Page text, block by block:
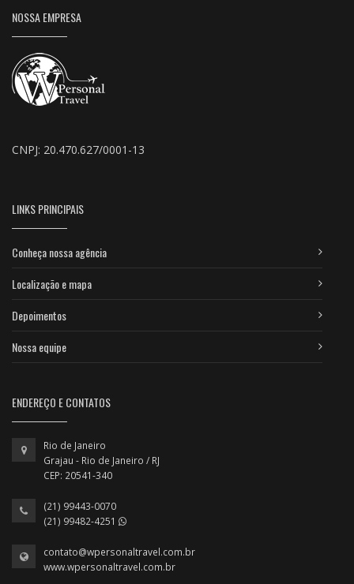
NOSSA EMPRESA
CNPJ: 20.470.627/0001-13
LINKS PRINCIPAIS
Conheça nossa agência
Localização e mapa
Depoimentos
Nossa equipe
ENDEREÇO E CONTATOS
Rio de Janeiro
Grajau - Rio de Janeiro / RJ
CEP: 20541-340
(21) 99443-0070
(21) 99482-4251
contato@wpersonaltravel.com.br
www.wpersonaltravel.com.br